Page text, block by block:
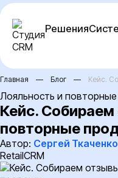
Перейти
содержимомуРешения
Главная — Блог — Кейс.
Лояльность и
Кейс. Собираем
повторные
Автор: Сергей Ткаченко
RetailCRM